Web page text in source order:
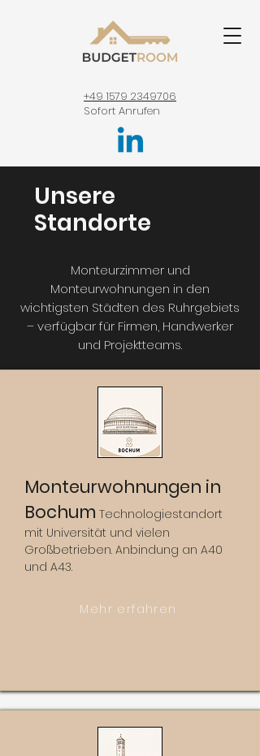
+49 1579 2349706
Sofort Anrufen
Unsere
Standorte
Monteurzimmer und
Monteurwohnungen in den
wichtigsten Städten des Ruhrgebiets
– verfügbar für Firmen, Handwerker
und Projektteams.
Monteurwohnungen in
Bochum Technologiestandort
mit Universität und vielen
Großbetrieben. Anbindung an A40
und A43.
Mehr erfahren